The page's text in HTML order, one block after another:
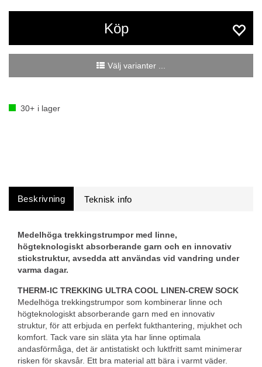
Köp
Välj varianter ...
30+ i lager
Beskrivning
Medelhöga trekkingstrumpor med linne,
högteknologiskt absorberande garn och en innovativ
stickstruktur, avsedda att användas vid vandring under
varma dagar.
THERM-IC TREKKING ULTRA COOL LINEN-CREW SOCK
Medelhöga trekkingstrumpor som kombinerar linne och
högteknologiskt absorberande garn med en innovativ
struktur, för att erbjuda en perfekt fukthantering, mjukhet och
komfort. Tack vare sin släta yta har linne optimala
andasförmåga, det är antistatiskt och luktfritt samt minimerar
risken för skavsår. Ett bra material att bära i varmt väder.